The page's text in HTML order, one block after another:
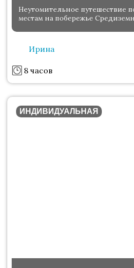
Неутомительное путешествие
местам на побережье
Ирина
8 часов
ИНДИВИДУАЛЬНАЯ